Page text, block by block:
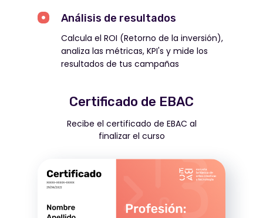
Certificado de EBAC
Recibe el certificado de EBAC al
finalizar el curso
Calcula el ROI (Retorno de la inversión),
analiza las métricas, KPI's y mide los
resultados de tus campañas
Análisis de resultados